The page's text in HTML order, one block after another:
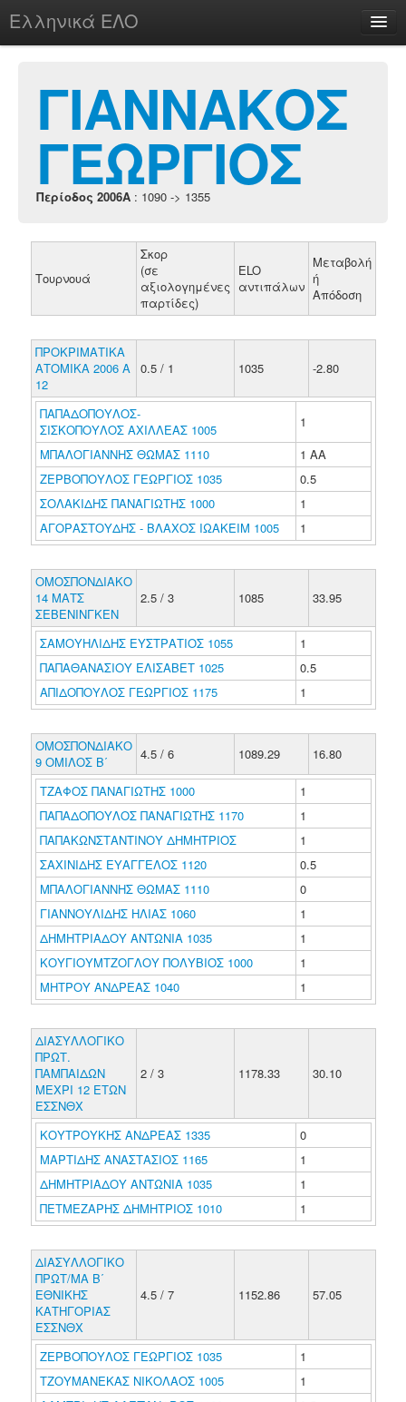
Ελληνικά ΕΛΟ
chesstu.be @ discord
Login
ΓΙΑΝΝΑΚΟΣ
ΓΕΩΡΓΙΟΣ
Περίοδος 2006A : 1090 -> 1355
Τουρνουά
Σκορ
(σε
αξιολογημένες
παρτίδες)
ELO
αντιπάλων
Μεταβολή
ή
Απόδοση
ΠΡΟΚΡΙΜΑΤΙΚΑ
ΑΤΟΜΙΚΑ 2006 A
12
0.5 / 1 1035 -2.80
ΠΑΠΑΔΟΠΟΥΛΟΣ-
ΣΙΣΚΟΠΟΥΛΟΣ ΑΧΙΛΛΕΑΣ 1005
1
ΜΠΑΛΟΓΙΑΝΝΗΣ ΘΩΜΑΣ 1110
1 ΑΑ
ΖΕΡΒΟΠΟΥΛΟΣ ΓΕΩΡΓΙΟΣ 1035
0.5
ΣΟΛΑΚΙΔΗΣ ΠΑΝΑΓΙΩΤΗΣ 1000
1
ΑΓΟΡΑΣΤΟΥΔΗΣ - ΒΛΑΧΟΣ ΙΩΑΚΕΙΜ 1005
1
ΟΜΟΣΠΟΝΔΙΑΚΟ
14 ΜΑΤΣ
ΣΕΒΕΝΙΝΓΚΕΝ
2.5 / 3 1085 33.95
ΣΑΜΟΥΗΛΙΔΗΣ ΕΥΣΤΡΑΤΙΟΣ 1055
1
ΠΑΠΑΘΑΝΑΣΙΟΥ ΕΛΙΣΑΒΕΤ 1025
0.5
ΑΠΙΔΟΠΟΥΛΟΣ ΓΕΩΡΓΙΟΣ 1175
1
ΟΜΟΣΠΟΝΔΙΑΚΟ
9 ΟΜΙΛΟΣ Β΄
4.5 / 6 1089.29 16.80
ΤΖΑΦΟΣ ΠΑΝΑΓΙΩΤΗΣ 1000
1
ΠΑΠΑΔΟΠΟΥΛΟΣ ΠΑΝΑΓΙΩΤΗΣ 1170
1
ΠΑΠΑΚΩΝΣΤΑΝΤΙΝΟΥ ΔΗΜΗΤΡΙΟΣ
1
ΣΑΧΙΝΙΔΗΣ ΕΥΑΓΓΕΛΟΣ 1120
0.5
ΜΠΑΛΟΓΙΑΝΝΗΣ ΘΩΜΑΣ 1110
0
ΓΙΑΝΝΟΥΛΙΔΗΣ ΗΛΙΑΣ 1060
1
ΔΗΜΗΤΡΙΑΔΟΥ ΑΝΤΩΝΙΑ 1035
1
ΚΟΥΓΙΟΥΜΤΖΟΓΛΟΥ ΠΟΛΥΒΙΟΣ 1000
1
ΜΗΤΡΟΥ ΑΝΔΡΕΑΣ 1040
1
ΔΙΑΣΥΛΛΟΓΙΚΟ
ΠΡΩΤ.
ΠΑΜΠΑΙΔΩΝ
ΜΕΧΡΙ 12 ΕΤΩΝ
ΕΣΣΝΘΧ
2 / 3 1178.33 30.10
ΚΟΥΤΡΟΥΚΗΣ ΑΝΔΡΕΑΣ 1335
0
ΜΑΡΤΙΔΗΣ ΑΝΑΣΤΑΣΙΟΣ 1165
1
ΔΗΜΗΤΡΙΑΔΟΥ ΑΝΤΩΝΙΑ 1035
1
ΠΕΤΜΕΖΑΡΗΣ ΔΗΜΗΤΡΙΟΣ 1010
1
ΔΙΑΣΥΛΛΟΓΙΚΟ
ΠΡΩΤ/ΜΑ Β΄
ΕΘΝΙΚΗΣ
ΚΑΤΗΓΟΡΙΑΣ
ΕΣΣΝΘΧ
4.5 / 7 1152.86 57.05
ΖΕΡΒΟΠΟΥΛΟΣ ΓΕΩΡΓΙΟΣ 1035
1
ΤΖΟΥΜΑΝΕΚΑΣ ΝΙΚΟΛΑΟΣ 1005
1